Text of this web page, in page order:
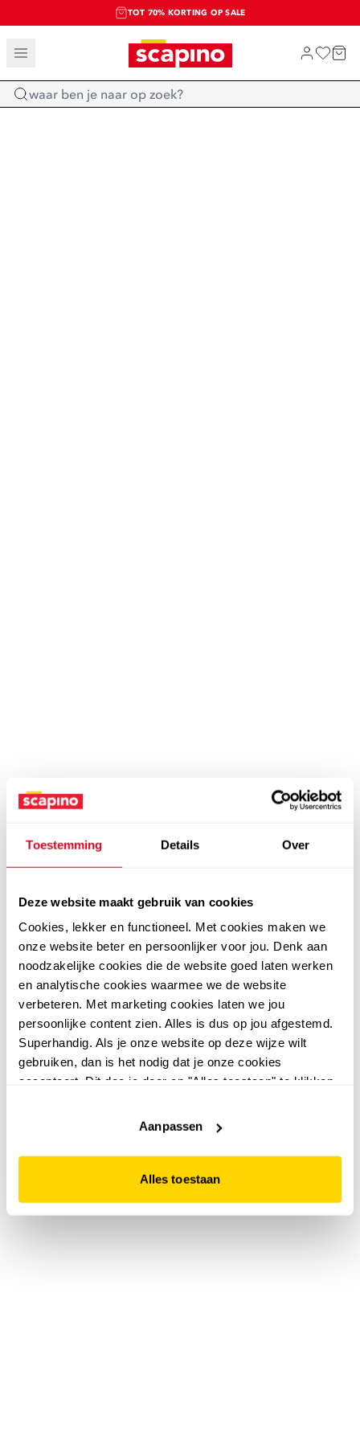
Toestemming Details Over
Deze website maakt gebruik van cookies
Cookies, lekker en functioneel. Met cookies maken we
onze website beter en persoonlijker voor jou. Denk aan
noodzakelijke cookies die de website goed laten werken
en analytische cookies waarmee we de website
verbeteren. Met marketing cookies laten we jou
persoonlijke content zien. Alles is dus op jou afgestemd.
Superhandig. Als je onze website op deze wijze wilt
gebruiken, dan is het nodig dat je onze cookies
accepteert. Dit doe je door op "Alles toestaan" te klikken.
website niet optimaal functioneert.
Aanpassen
Alles toestaan
TOT 70% KORTING OP SALE
SALE: LAATSTE KANS!
SHOP NIEUW
Home